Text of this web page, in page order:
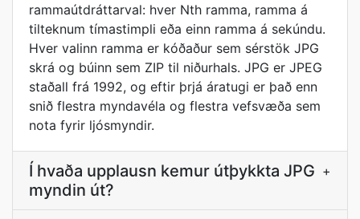
rammaútdráttarval: hver Nth ramma, ramma á
tilteknum tímastimpli eða einn ramma á sekúndu.
Hver valinn ramma er kóðaður sem sérstök JPG
skrá og búinn sem ZIP til niðurhals. JPG er JPEG
staðall frá 1992, og eftir þrjá áratugi er það enn
snið flestra myndavéla og flestra vefsvæða sem
nota fyrir ljósmyndir.
Í hvaða upplausn kemur útþykkta JPG
myndin út?
+